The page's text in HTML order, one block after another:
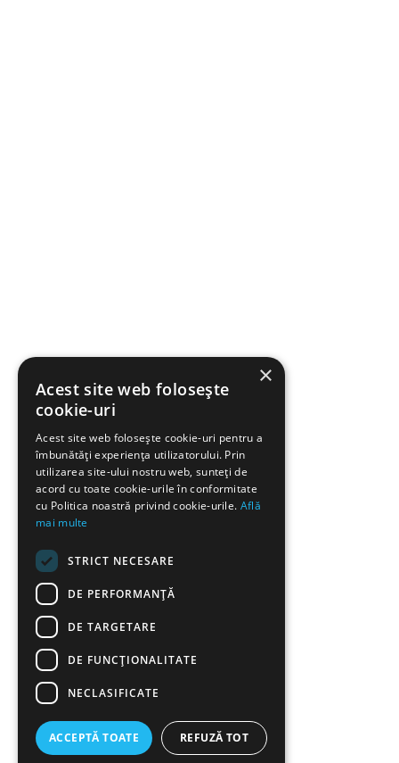
×
Acest site web folosește
cookie-uri
Acest site web folosește cookie-uri pentru a
îmbunătăți experiența utilizatorului. Prin
utilizarea site-ului nostru web, sunteți de
acord cu toate cookie-urile în conformitate
cu Politica noastră privind cookie-urile. Află
mai multe
STRICT NECESARE
DE PERFORMANȚĂ
DE TARGETARE
DE FUNCŢIONALITATE
NECLASIFICATE
ACCEPTĂ TOATE REFUZĂ TOT